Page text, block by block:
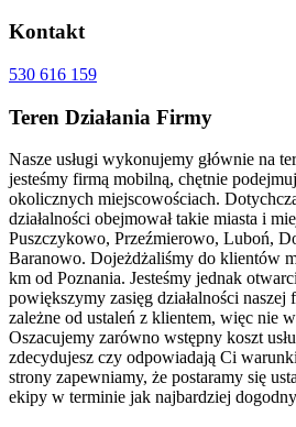
Kontakt
530 616 159
Teren Działania Firmy
Nasze usługi wykonujemy głównie na
jesteśmy firmą mobilną, chętnie
okolicznych miejscowościach.
działalności obejmował takie miasta i
Puszczykowo, Przeźmierowo, Luboń,
Baranowo. Dojeżdżaliśmy do klientów
km od Poznania. Jesteśmy jednak
powiększymy zasięg działalności naszej
zależne od ustaleń z klientem, więc nie
Oszacujemy zarówno wstępny koszt
zdecydujesz czy odpowiadają Ci
strony zapewniamy, że postaramy się
ekipy w terminie jak najbardziej